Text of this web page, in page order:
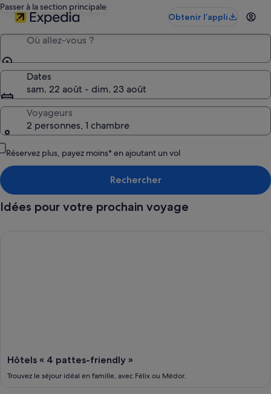
Passer à la section principale
Obtenir l’appli
Où allez-vous ?
Dates
sam. 22 août - dim. 23 août
Voyageurs
2 personnes, 1 chambre
Réservez plus, payez moins* en ajoutant un vol
Rechercher
Idées pour votre prochain voyage
Hôtels « 4 pattes-friendly »
Trouvez le séjour idéal en famille, avec Félix ou Médor.